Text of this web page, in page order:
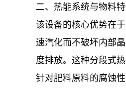
二、热能系统与物料
该设备的核心优势在
速汽化而不破坏内部
度排放。这种分段式
针对肥料原料的腐蚀